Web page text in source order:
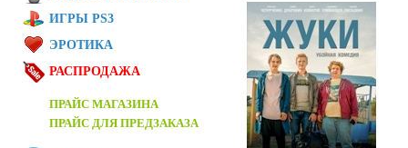
ИГРЫ PS3
ЭРОТИКА
РАСПРОДАЖА
ПРАЙС МАГАЗИНА
ПРАЙС ДЛЯ ПРЕДЗАКАЗА